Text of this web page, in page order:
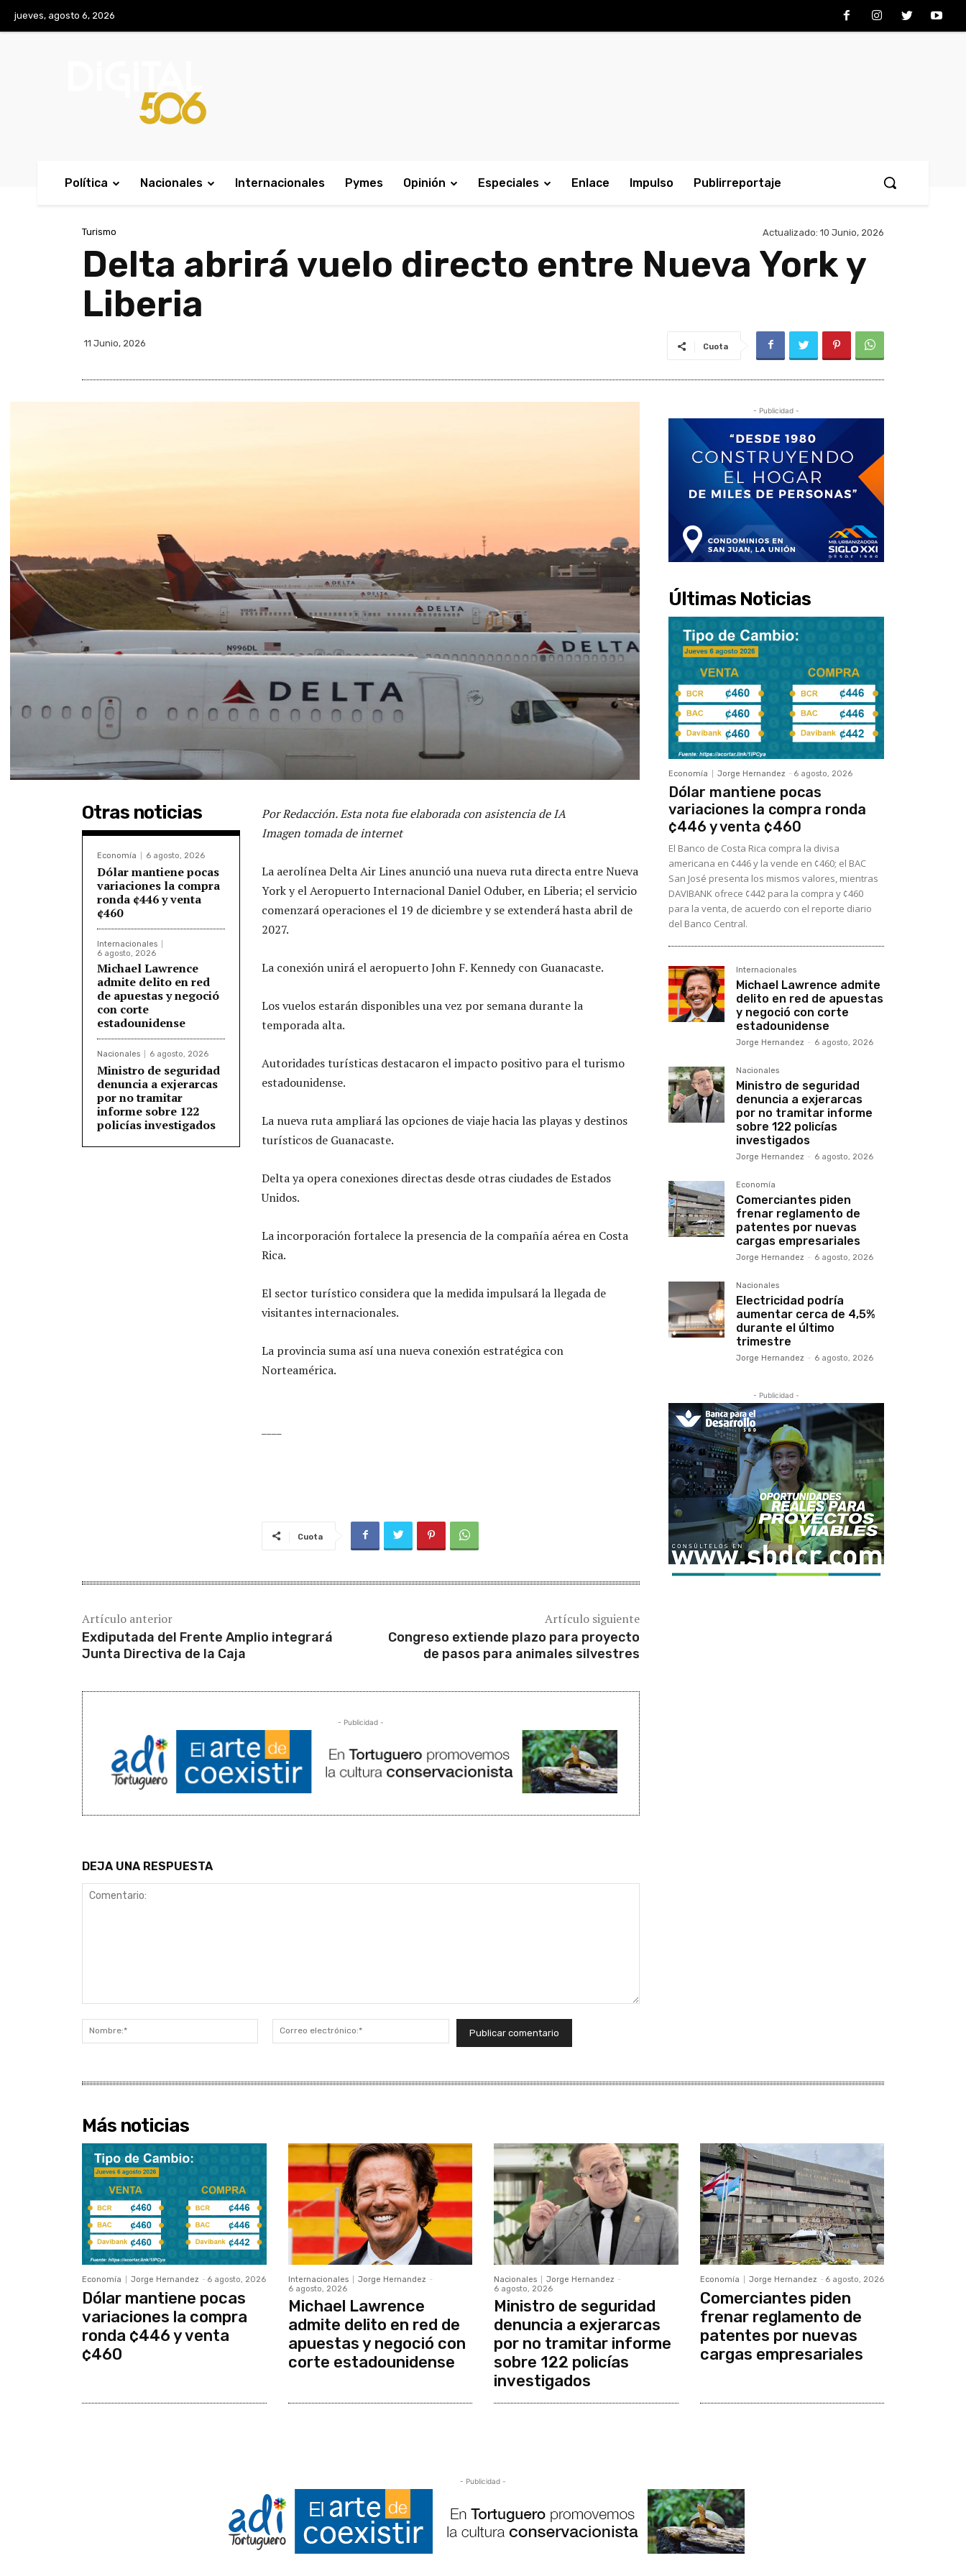
jueves, agosto 6, 2026
Política Nacionales Internacionales Pymes Opinión Especiales Enlace Impulso Publirreportaje
Turismo Actualizado: 10 Junio, 2026
Delta abrirá vuelo directo entre Nueva York y
Liberia
11 Junio, 2026 Cuota
Otras noticias
Economía 6 agosto, 2026
Dólar mantiene pocas
variaciones la compra
ronda ¢446 y venta
¢460
Internacionales
6 agosto, 2026
Michael Lawrence
admite delito en red
de apuestas y negoció
con corte
estadounidense
Nacionales 6 agosto, 2026
Ministro de seguridad
denuncia a exjerarcas
por no tramitar
informe sobre 122
policías investigados
Por Redacción. Esta nota fue elaborada con asistencia de IA
Imagen tomada de internet
La aerolínea Delta Air Lines anunció una nueva ruta directa entre Nueva
York y el Aeropuerto Internacional Daniel Oduber, en Liberia; el servicio
comenzará operaciones el 19 de diciembre y se extenderá hasta abril de
2027.
La conexión unirá el aeropuerto John F. Kennedy con Guanacaste.
Los vuelos estarán disponibles una vez por semana durante la
temporada alta.
Autoridades turísticas destacaron el impacto positivo para el turismo
estadounidense.
La nueva ruta ampliará las opciones de viaje hacia las playas y destinos
turísticos de Guanacaste.
Delta ya opera conexiones directas desde otras ciudades de Estados
Unidos.
La incorporación fortalece la presencia de la compañía aérea en Costa
Rica.
El sector turístico considera que la medida impulsará la llegada de
visitantes internacionales.
La provincia suma así una nueva conexión estratégica con
Norteamérica.
Cuota
Artículo anterior
Exdiputada del Frente Amplio integrará
Junta Directiva de la Caja
Artículo siguiente
Congreso extiende plazo para proyecto
de pasos para animales silvestres
- Publicidad -
DEJA UNA RESPUESTA
Nombre:*
electrónico:*
- Publicidad -
Últimas Noticias
Economía Jorge Hernandez - 6 agosto, 2026
Dólar mantiene pocas
variaciones la compra ronda
¢446 y venta ¢460
El Banco de Costa Rica compra la divisa
americana en ¢446 y la vende en ¢460; el BAC
San José presenta los mismos valores, mientras
DAVIBANK ofrece ¢442 para la compra y ¢460
para la venta, de acuerdo con el reporte diario
del Banco Central.
Internacionales
Michael Lawrence admite
delito en red de apuestas
y negoció con corte
estadounidense
Jorge Hernandez - 6 agosto, 2026
Nacionales
Ministro de seguridad
denuncia a exjerarcas
por no tramitar informe
sobre 122 policías
investigados
Jorge Hernandez - 6 agosto, 2026
Economía
Comerciantes piden
frenar reglamento de
patentes por nuevas
cargas empresariales
Jorge Hernandez - 6 agosto, 2026
Nacionales
Electricidad podría
aumentar cerca de 4,5%
durante el último
trimestre
Jorge Hernandez - 6 agosto, 2026
- Publicidad -
Más noticias
Economía Jorge Hernandez - 6 agosto, 2026
Dólar mantiene pocas
variaciones la compra
ronda ¢446 y venta
¢460
Internacionales Jorge Hernandez -
6 agosto, 2026
Michael Lawrence
admite delito en red de
apuestas y negoció con
corte estadounidense
Nacionales Jorge Hernandez -
6 agosto, 2026
Ministro de seguridad
denuncia a exjerarcas
por no tramitar informe
sobre 122 policías
investigados
Economía Jorge Hernandez - 6 agosto, 2026
Comerciantes piden
frenar reglamento de
patentes por nuevas
cargas empresariales
- Publicidad -